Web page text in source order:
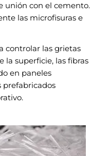
unión con el cemento.
las microfisuras e
controlar las grietas
la superficie, las fibras
en paneles
prefabricados